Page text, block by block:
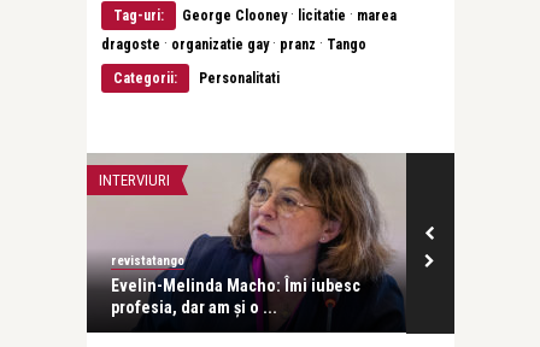
Tag-uri: George Clooney· licitatie · marea
dragoste · organizatie gay· pranz · Tango
Categorii:
Personalitati
INTERVIURI
revistatango
Evelin-Melinda Macho: Îmi iubesc
profesia, dar am și o ...